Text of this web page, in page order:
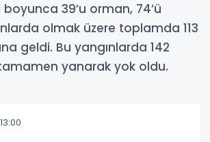
boyunca 39’u orman, 74’ü
olmak üzere toplamda 113
geldi. Bu yangınlarda 142
yanarak yok oldu.